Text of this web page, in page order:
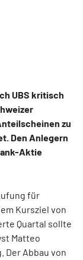
UBS kritisch
zu
Den Anlegern
Aktie
für
Kursziel von
Quartal sollte
Matteo
Der Abbau von